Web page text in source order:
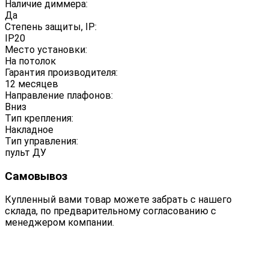
Наличие диммера:
Да
Степень защиты, IP:
IP20
Место установки:
На потолок
Гарантия производителя:
12 месяцев
Направление плафонов:
Вниз
Тип крепления:
Накладное
Тип управления:
пульт ДУ
Самовывоз
Купленный вами товар можете забрать с нашего
склада, по предварительному согласованию с
менеджером компании.